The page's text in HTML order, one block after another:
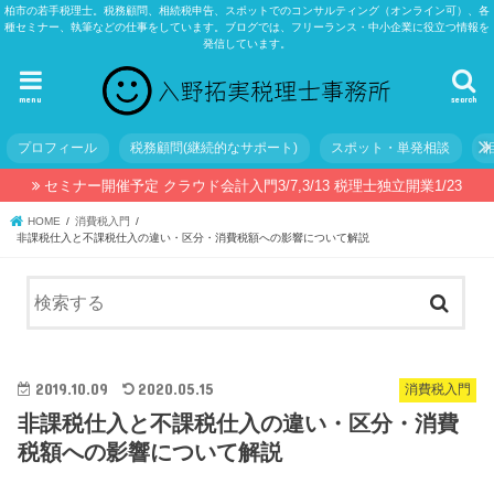
柏市の若手税理士。税務顧問、相続税申告、スポットでのコンサルティング（オンライン可）、各
種セミナー、執筆などの仕事をしています。ブログでは、フリーランス・中小企業に役立つ情報を
発信しています。
search
menu
プロフィール 税務顧問(継続的なサポート) スポット・単発相談
セミナー開催予定 クラウド会計入門3/7,3/13 税理士独立開業1/23
HOME
消費税入門
非課税仕入と不課税仕入の違い・区分・消費税額への影響について解説
消費税入門
2019.10.09 2020.05.15
非課税仕入と不課税仕入の違い・区分・消費
税額への影響について解説